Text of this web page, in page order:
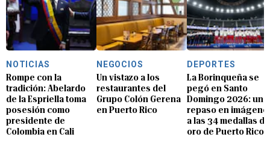
NOTICIAS
Rompe con la
tradición: Abelardo
de la Espriella toma
posesión como
presidente de
Colombia en Cali
NEGOCIOS
Un vistazo a los
restaurantes del
Grupo Colón Gerena
en Puerto Rico
DEPORTES
La Borinqueña se
pegó en Santo
Domingo 2026: un
repaso en
a las 34 medallas de
oro de Puerto Rico